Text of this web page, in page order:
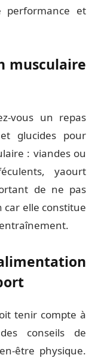
performance et
musculaire
vous un repas
glucides pour
: viandes ou
yaourt
de ne pas
car elle constitue
tenir compte à
conseils de
être physique.